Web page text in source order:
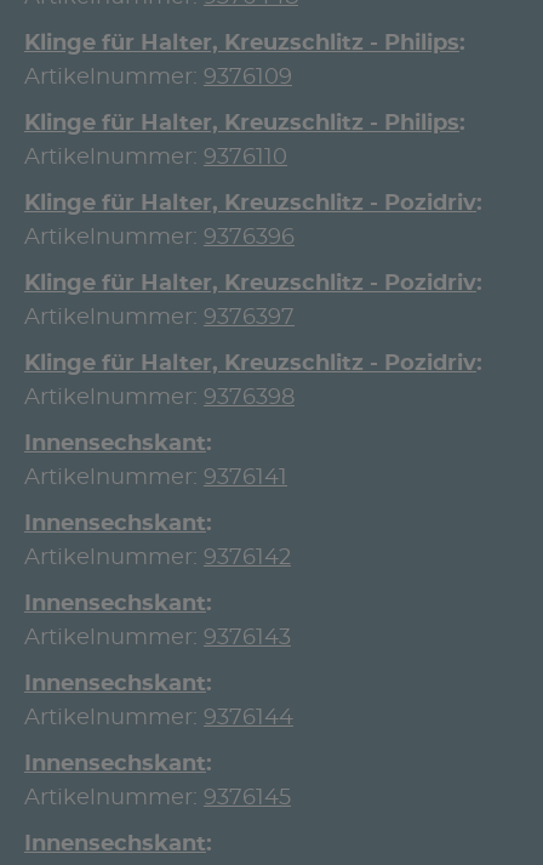
Klinge für Halter, Kreuzschlitz - Philips
Artikelnummer: 9376109
Klinge für Halter, Kreuzschlitz - Philips
Artikelnummer: 9376110
Klinge für Halter, Kreuzschlitz - Pozidriv
Artikelnummer: 9376396
Klinge für Halter, Kreuzschlitz - Pozidriv
Artikelnummer: 9376397
Klinge für Halter, Kreuzschlitz - Pozidriv
Artikelnummer: 9376398
Innensechskant
Artikelnummer: 9376141
Innensechskant
Artikelnummer: 9376142
Innensechskant
Artikelnummer: 9376143
Innensechskant
Artikelnummer: 9376144
Innensechskant
Artikelnummer: 9376145
Innensechskant